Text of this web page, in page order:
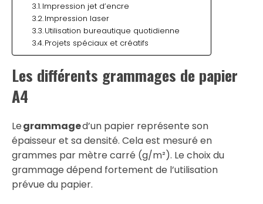
Impression jet d’encre
Impression laser
Utilisation bureautique quotidienne
Projets spéciaux et créatifs
Les différents grammages de papier
A4
Legrammaged’un papier représente son
épaisseur et sa densité. Cela est mesuré en
grammes par mètre carré (g/m²). Le choix du
grammage dépend fortement de l’utilisation
prévue du papier.